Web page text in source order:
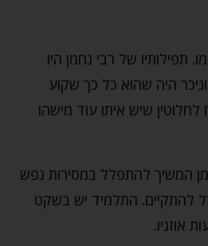
של רבי נחמן היו
היה שהוא כל כך שקוע
שיש איתו עוד מישהו
להתפלל במסירות נפש
התלמיד יש בשקט